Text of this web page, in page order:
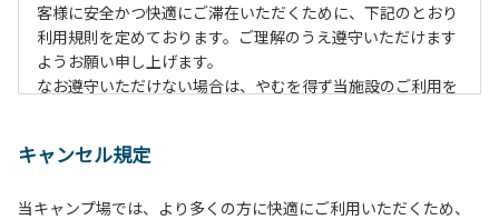
客様に安全かつ快適にご滞在いただくために、下記のとおり
利用規則を定めております。ご理解のうえ遵守いただけます
ようお願い申し上げます。
なお遵守いただけない場合は、やむを得ず当施設のご利用を
【ご利用上の注意事項ならびに禁止事項】
２.安全管理上、お子様の単独での行動はご遠慮ください。
キャンセル規定
当キャンプ場では、より多くの方に快適にご利用いただくため、